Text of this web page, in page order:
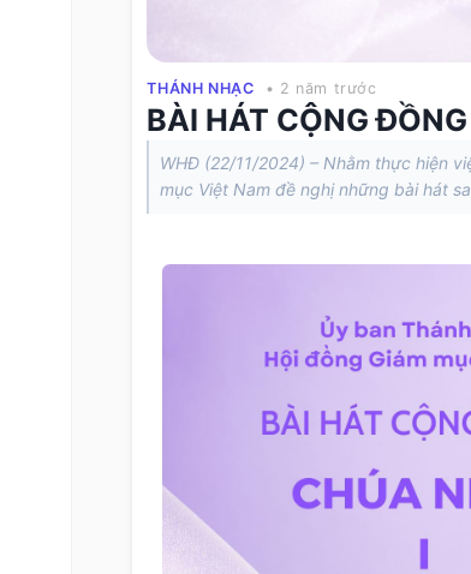
THÁNH NHẠC • 2 năm trước
BÀI HÁT CỘNG
WHĐ (22/11/2024) – Nhằm thực hiện
mục Việt Nam đề nghị những bài hát